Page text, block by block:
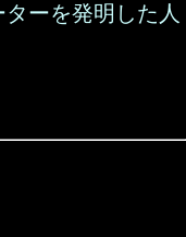
ーを発明した人